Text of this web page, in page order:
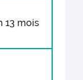
13 mois